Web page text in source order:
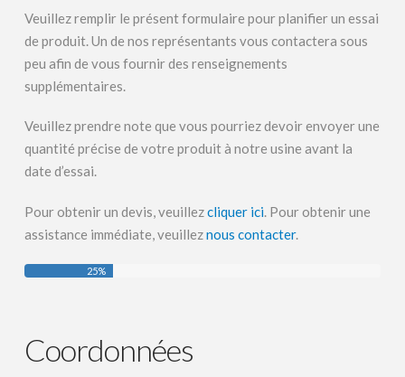
Veuillez remplir le présent formulaire pour planifier un essai
de produit. Un de nos représentants vous contactera sous
peu afin de vous fournir des renseignements
supplémentaires.
Veuillez prendre note que vous pourriez devoir envoyer une
quantité précise de votre produit à notre usine avant la
date d’essai.
Pour obtenir un devis, veuillezcliquer ici. Pour obtenir une
assistance immédiate, veuilleznous contacter.
25%
Coordonnées